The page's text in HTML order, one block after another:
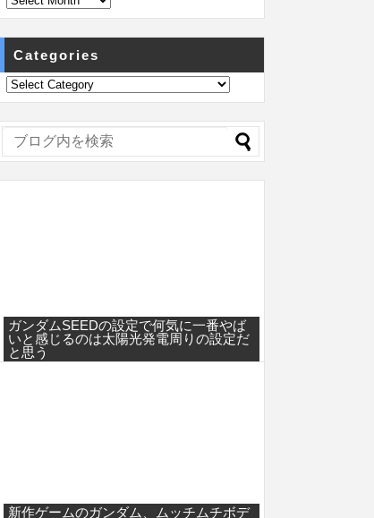
Categories
ガンダムSEEDの設定で何気に一番やば
いと感じるのは太陽光発電周りの設定だ
と思う
新作ゲームのガンダム、ムッチムチボデ